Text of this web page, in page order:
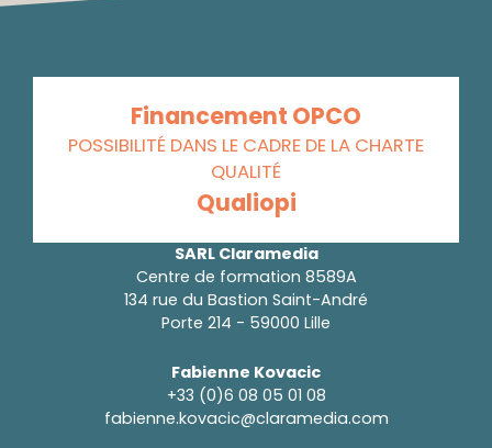
Financement OPCO
POSSIBILITÉ DANS LE CADRE DE LA CHARTE
QUALITÉ
Qualiopi
SARL Claramedia
Centre de formation 8589A
134 rue du Bastion Saint-André
Porte 214 - 59000 Lille
Fabienne Kovacic
+33 (0)6 08 05 01 08
fabienne.kovacic@claramedia.com